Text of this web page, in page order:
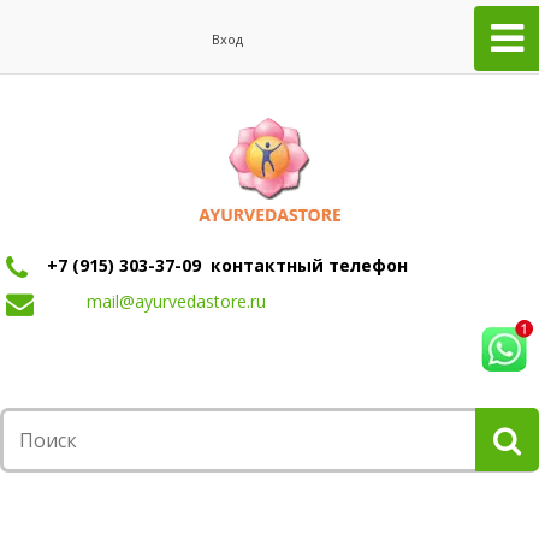
Вход
+7 (915) 303-37-09 контактный телефон
mail@ayurvedastore.ru